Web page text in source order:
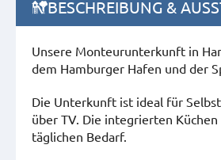
BESCHREIBUNG &
Unsere Monteurunterkunft in
dem Hamburger Hafen und der
Die Unterkunft ist ideal für
über TV. Die integrierten
täglichen Bedarf.